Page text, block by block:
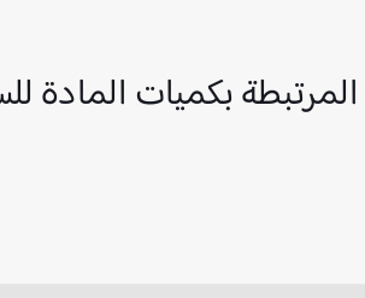
بكميات المادة